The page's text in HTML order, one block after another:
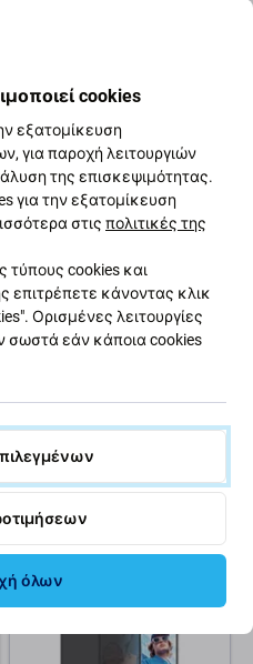
FixPremium
6,04 € 7,04 €
ΣΕ ΑΠΌΘΕΜΑ 10+ τεμ
cookies
εξατομίκευση
για παροχή λειτουργιών
της επισκεψιμότητας.
για την εξατομίκευση
στις πολιτικές της
τύπους cookies και
επιτρέπετε κάνοντας κλικ
Ορισμένες λειτουργίες
σωστά εάν κάποια cookies
όλων